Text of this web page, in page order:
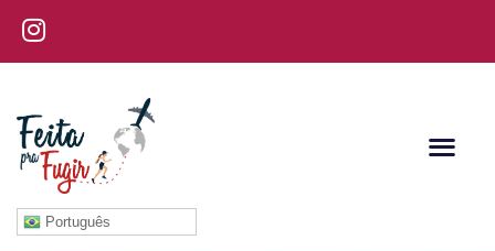
Português